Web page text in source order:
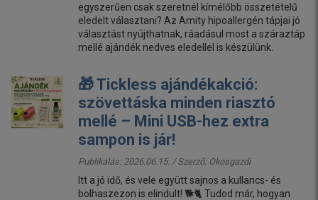
egyszerűen csak szeretnél kímélőbb összetételű
eledelt választani? Az Amity hipoallergén tápjai jó
választást nyújthatnak, ráadásul most a száraztáp
mellé ajándék nedves eledellel is készülünk.
🎁 Tickless ajándékakció:
szövettáska minden riasztó
mellé – Mini USB-hez extra
sampon is jár!
Publikálás: 2026.06.15. / Szerző: Okosgazdi
Itt a jó idő, és vele együtt sajnos a kullancs- és
bolhaszezon is elindult! 🐕🐈 Tudod már, hogyan